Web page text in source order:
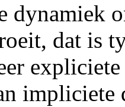
dynamiek
dat is
impliciete